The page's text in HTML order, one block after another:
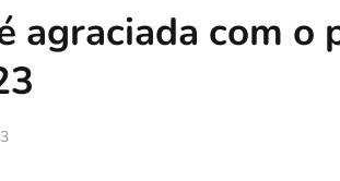
agraciada com o